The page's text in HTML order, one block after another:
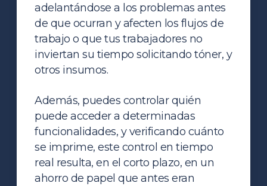
adelantándose a los problemas antes
de que ocurran y afecten los flujos de
trabajo o que tus trabajadores no
inviertan su tiempo solicitando tóner, y
otros insumos.
Además, puedes controlar quién
puede acceder a determinadas
funcionalidades, y verificando cuánto
se imprime, este control en tiempo
real resulta, en el corto plazo, en un
ahorro de papel que antes eran